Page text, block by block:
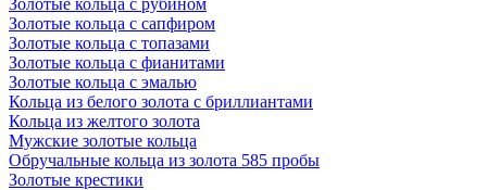
Золотые кольца с рубином
Золотые кольца с сапфиром
Золотые кольца с топазами
Золотые кольца с фианитами
Золотые кольца с эмалью
Кольца из белого золота с бриллиантами
Кольца из желтого золота
Мужские золотые кольца
Обручальные кольца из золота 585 пробы
Золотые крестики